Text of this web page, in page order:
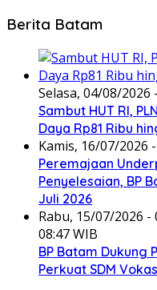
Berita Batam
Selasa, 04/08/2026
Sambut HUT RI,
Daya Rp81 Ribu
Kamis, 16/07/2026
Peremajaan
Penyelesaian, BP
Juli 2026
Rabu, 15/07/2026 -
08:47 WIB
BP Batam Dukung
Perkuat SDM